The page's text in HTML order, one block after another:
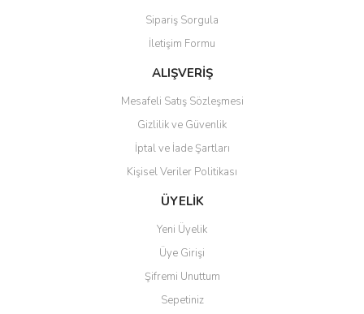
Sipariş Sorgula
İletişim Formu
ALIŞVERİŞ
Mesafeli Satış Sözleşmesi
Gizlilik ve Güvenlik
İptal ve İade Şartları
Kişisel Veriler Politikası
ÜYELİK
Yeni Üyelik
Üye Girişi
Şifremi Unuttum
Sepetiniz